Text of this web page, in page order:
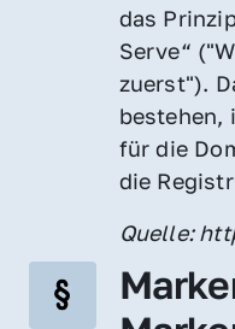
das
Serve“
zuerst").
bestehen,
für die
die
Quelle: